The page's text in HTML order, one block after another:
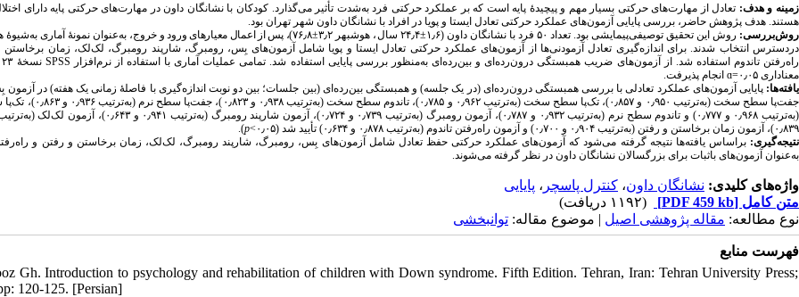
زمینه و هدف: تعادل از مهارت‌های حرکتی بسیار مهم‌ و پیچیدهٔ پایه است که بر عملکرد حرکتی فرد به‌شدت‌ تأثیر می‌گذارد. کودکان با نشانگان داون در مهارت‌های حرکتی پایه دارای
هستند. هدف پژوهش حاضر، بررسی پایایی آزمون‌های عملکرد حرکتی تعادل ایستا و پویا در افراد با نشانگان داون شهر تهران بود.
روش‌بررسی: روش این تحقیق توصیفی‌پیمایشی بود. تعداد ۵۰ فرد با نشانگان داون (۱٫۶±۲۴٫۴ سال ، هوشبهر ۳٫۲±۷۶٫۸) ، پس از اعمال معیارهای ورود و خروج، به‌عنوان نمونهٔ آماری
دردسترس انتخاب شدند. برای اندازه‌گیری تعادل آزمودنی‌ها از آزمون‌های عملکرد حرکتی تعادل ایستا و پویا شامل آزمون‌های بِس، رومبرگ، شارپند رومبرگ، لک‌لک، زمان
راه‌رفتن تاندوم استفاده شد. از آزمون‌های ضریب همبستگی درون‌رده‌ای و بین‌رده‌ای به‌منظور بررسی پایایی استفاده شد. تمامی عملیات آماری با استفاده از نرم‌افزار S
SPS
معناداری ۰٫۰۵=
ɑ انجام پذیرفت.
یافته‌ها: پایایی آزمون‌های عملکرد تعادلی با بررسی همبستگی درون‌رده‌ای (در یک جلسه) و همبستگی بین‌رده‌ای (بین جلسات؛ بین دو نوبت اندازه‌گیری با فاصلهٔ زمانی یک ‌هفته) در
جفت‌پا سطح سخت (به‌ترتیب ۰٫۹۵۰ و ۰٫۸۵۷)، تک‌پا سطح سخت (به‌ترتیب ۰٫۹۶۲ و
۰٫۸۳۹)‏، آزمون‌ زمان برخاستن و رفتن (به‌ترتیب ۰٫۹۰۴ و ۰٫۷۰۰)‏ و آزمون‌ راه‌رفتن تاندوم (به‌ترتیب ۰٫۸۷۸ و ۰٫۶۳۴)‏ تأیید شد (۰٫۰۵> p
)
نتیجه‌گیری:براساس یافته‌ها نتیجه گرفته می‌شود که آزمون‌های عملکرد حرکتی حفظ تعادل شامل آزمون‌های بِس، رومبرگ، شارپند رومبرگ، لک‌لک، زمان برخاستن و رفتن و
به‌عنوان آزمون‌های باثبات برای بزرگسالان نشانگان داون در نظر گرفته می‌‌شوند.
واژه‌های کلیدی: نشانگان داون، کنترل پاسچر ، پایایی
متن کامل [PDF 459 kb]
(۱۱۹۲ دریافت)
نوع مطالعه: مقاله پژوهشی اصیل | موضوع مقاله: توانبخشی
فهرست منابع
Gh. Introduction to psychology and rehabilitation of children with Down syndrome. Fifth Edition. Tehran, Iran: Tehran University Press;
120-125. [Persian]